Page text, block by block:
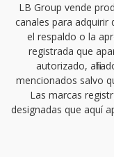
LB Group vende
canales para adquirir
el respaldo o la
registrada que
autorizado,
mencionados salvo
Las marcas
designadas que aquí